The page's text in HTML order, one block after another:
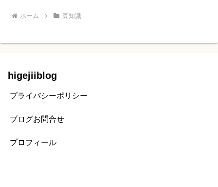
ホーム 豆知識
higejiiblog
プライバシーポリシー
ブログお問合せ
プロフィール